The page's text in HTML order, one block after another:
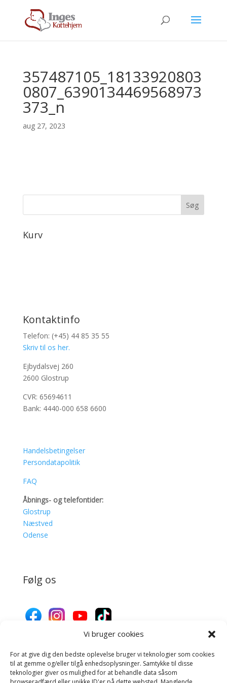
Vi bruger cookies
For at give dig den bedste oplevelse bruger vi teknologier som cookies
til at gemme og/eller tilgå enhedsoplysninger. Samtykke til disse
teknologier giver os mulighed for at behandle data såsom
357487105_18133920803
0807_6390134469568973
373_n
aug 27, 2023
Kurv
Kontaktinfo
Telefon: (+45) 44 85 35 55
Skriv til os her.
Ejbydalsvej 260
2600 Glostrup
CVR: 65694611
Bank: 4440-000 658 6600
Handelsbetingelser
Persondatapolitik
FAQ
Åbnings- og telefontider:
Glostrup
Næstved
Odense
Følg os
Donér til Inges Kattehjem